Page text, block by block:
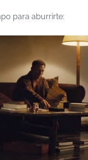
para aburrirte: